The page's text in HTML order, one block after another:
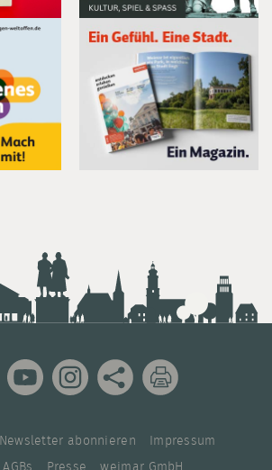
Newsletter abonnieren Impressum
AGBs Presse weimar GmbH